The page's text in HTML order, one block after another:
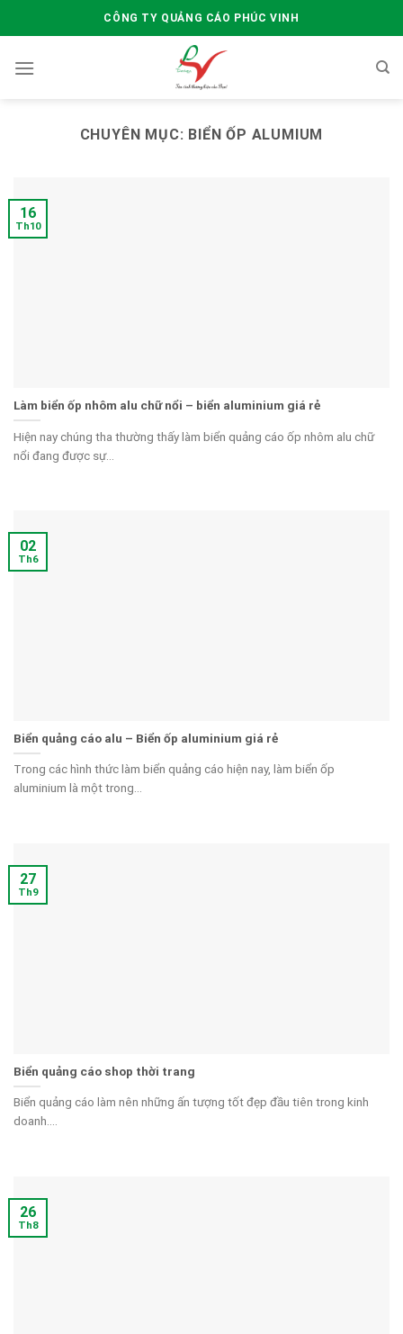
to
CÔNG TY QUẢNG CÁO PHÚC VINH
CHUYÊN MỤC: BIỂN ỐP ALUMIUM
Làm biển ốp nhôm alu chữ nổi – biển aluminium giá rẻ
Hiện nay chúng tha thường thấy làm biển quảng cáo ốp nhôm alu chữ
nổi đang được sự...
16
Th10
Biển quảng cáo alu – Biển ốp aluminium giá rẻ
Trong các hình thức làm biển quảng cáo hiện nay, làm biển ốp
aluminium là một trong...
02
Th6
Biển quảng cáo shop thời trang
Biển quảng cáo làm nên những ấn tượng tốt đẹp đầu tiên trong kinh
doanh....
27
Th9
26
Th8